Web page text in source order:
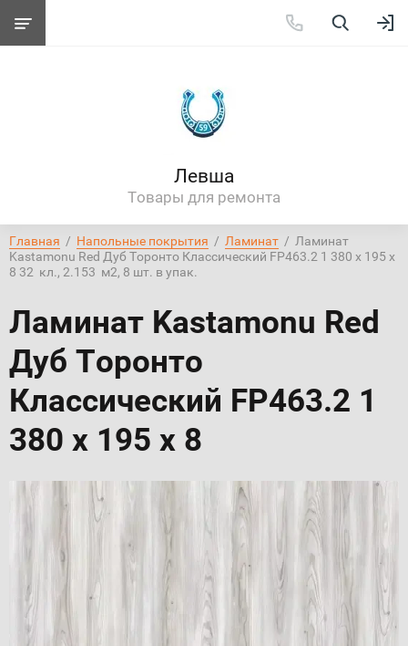
Левша
Товары для ремонта
Главная
  /
Напольные покрытия
  /
Ламинат
  /  Ламинат
Kastamonu Red Дуб Торонто Классический FP463.2 1 380 х 195 х
8 32  кл., 2.153  м2, 8 шт. в упак.
Ламинат Kastamonu Red
Дуб Торонто
Классический FP463.2 1
380 х 195 х 8